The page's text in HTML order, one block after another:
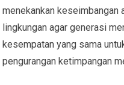
menekankan keseimbangan
lingkungan agar generasi
kesempatan yang sama
pengurangan ketimpangan